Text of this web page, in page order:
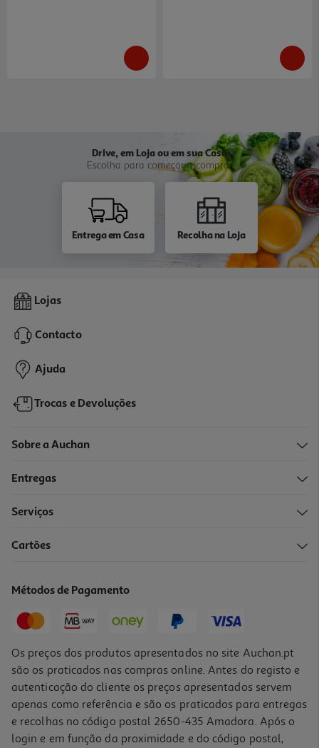
Drive, em Loja ou em sua Casa
Escolha para começar a comprar
Entrega em Casa Recolha na Loja
Lojas
Contacto
Ajuda
Trocas e Devoluções
Sobre a Auchan
Entregas
Serviços
Cartões
Métodos de Pagamento
Os preços dos produtos apresentados no site Auchan.pt
são os praticados nas compras online. Antes do registo e
autenticação do cliente os preços apresentados servem
apenas como referência e são os praticados para entregas
e recolhas no código postal 2650-435 Amadora. Após o
login e em função da proximidade e do código postal,